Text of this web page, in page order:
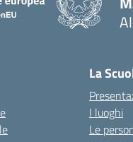
La
I luoghi
Le